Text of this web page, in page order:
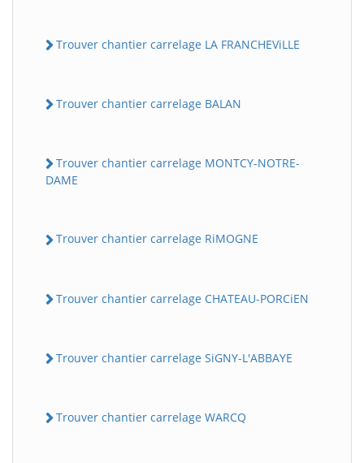
Trouver chantier carrelage LA FRANCHEViLLE
Trouver chantier carrelage BALAN
Trouver chantier carrelage MONTCY-NOTRE-
DAME
Trouver chantier carrelage RiMOGNE
Trouver chantier carrelage CHATEAU-PORCiEN
Trouver chantier carrelage SiGNY-L'ABBAYE
Trouver chantier carrelage WARCQ